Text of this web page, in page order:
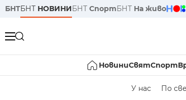
БНТБНТ НОВИНИБНТ СпортБНТ На живо
НовиниСвятСпорт
У нас По